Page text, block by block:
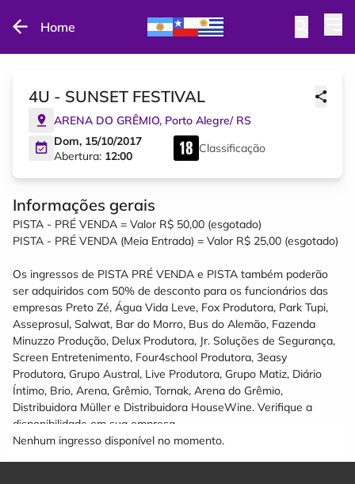
Home
4U - SUNSET FESTIVAL
ARENA DO GRÊMIO, Porto Alegre/ RS
Dom, 15/10/2017
Abertura: 12:00
Classificação
Informações gerais
PISTA - PRÉ VENDA = Valor R$ 50,00 (esgotado)
PISTA - PRÉ VENDA (Meia Entrada) = Valor R$ 25,00 (esgotado)
Os ingressos de PISTA PRÉ VENDA e PISTA também poderão
ser adquiridos com 50% de desconto para os funcionários das
empresas Preto Zé, Água Vida Leve, Fox Produtora, Park Tupi,
Asseprosul, Salwat, Bar do Morro, Bus do Alemão, Fazenda
Minuzzo Produção, Delux Produtora, Jr. Soluções de Segurança,
Screen Entretenimento, Four4school Produtora, 3easy
Produtora, Grupo Austral, Live Produtora, Grupo Matiz, Diário
Íntimo, Brio, Arena, Grêmio, Tornak, Arena do Grêmio,
Distribuidora Müller e Distribuidora HouseWine. Verifique a
disponibilidade em sua empresa.
Nenhum ingresso disponível no momento.